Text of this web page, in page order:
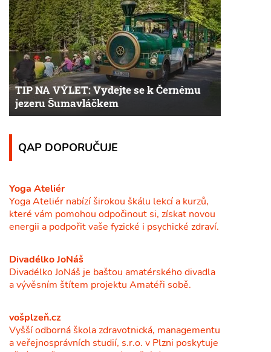
TIP NA VÝLET: Vydejte se k Černému
jezeru Šumavláčkem
QAP DOPORUČUJE
Yoga Ateliér
Yoga Ateliér nabízí širokou škálu lekcí a kurzů,
které vám pomohou odpočinout si, získat novou
energii a podpořit vaše fyzické i psychické zdraví.
Divadélko JoNáš
Divadélko JoNáš je baštou amatérského divadla
a vývěsním štítem projektu Amatéři sobě.
vošplzeň.cz
Vyšší odborná škola zdravotnická, managementu
a veřejnosprávních studií, s.r.o. v Plzni poskytuje